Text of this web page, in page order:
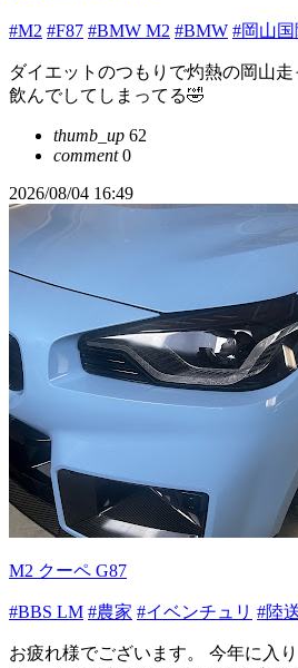
#M2 #F87 #BMW M2 #BMW #岡山国
ダイエットのつもりで灼熱の岡山
飲んでしてしまってる🤣
thumb_up 62
comment0
2026/08/04 16:49
M2 クーペ G87
#BBS LM #農家 #イベンチュリ #陸
お疲れ様でございます。 今年に入